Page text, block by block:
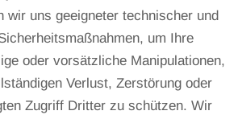
wir uns geeigneter technischer und
um Ihre
oder vorsätzliche Manipulationen,
Verlust, Zerstörung oder
Zugriff Dritter zu schützen. Wir